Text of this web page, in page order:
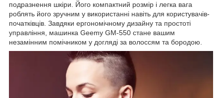
подразнення шкіри. Його компактний розмір і легка вага
роблять його зручним у використанні навіть для користувачів-
початківців. Завдяки ергономічному дизайну та простоті
управління, машинка Geemy GM-550 стане вашим
незамінним помічником у догляді за волоссям та бородою.